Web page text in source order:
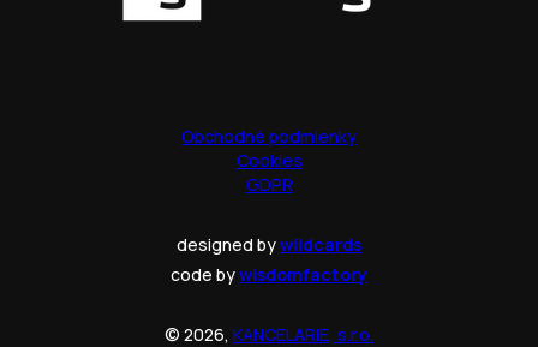
Obchodné podmienky
Cookies
GDPR
designed bywildcards
code bywisdomfactory
© 2026, KANCELARIE, s.r.o.